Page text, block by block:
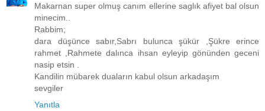
Makarnan super olmuş canım ellerine saglık afiyet bal olsun
minecim..
Rabbim;
dara düşünce sabır,Sabrı bulunca şükür ,Şükre erince
rahmet ,Rahmete dalınca ihsan eyleyip gönünden geceni
nasip etsin .
Kandilin mübarek duaların kabul olsun arkadaşım
sevgiler
Yanıtla